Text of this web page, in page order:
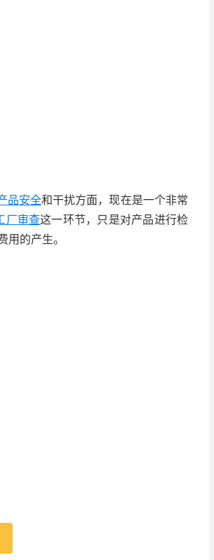
品安全和干扰方面，现在是一个非常
厂审查这一环节，只是对产品进行检
的产生。